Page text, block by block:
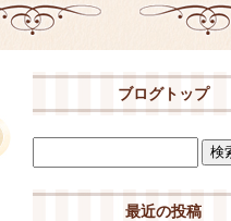
ブログトップ
最近の投稿